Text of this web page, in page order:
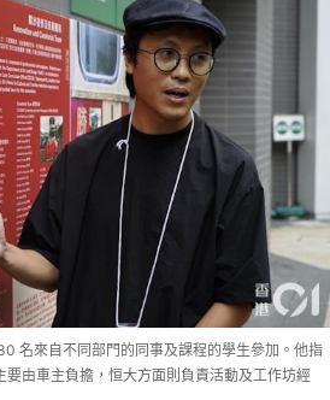
名來自不同部門的同事及課程的學生參加。他指
由車主負擔，恒大方面則負責活動及工作坊經